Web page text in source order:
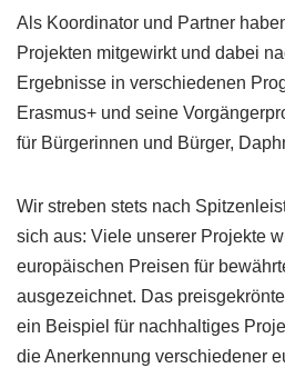
Als Koordinator und Partner
Projekten mitgewirkt und dabei
Ergebnisse in verschiedenen
Erasmus+ und seine
für Bürgerinnen und Bürger,
Wir streben stets nach
sich aus: Viele unserer Projekte
europäischen Preisen für
ausgezeichnet. Das
ein Beispiel für nachhaltiges
die Anerkennung verschiedener